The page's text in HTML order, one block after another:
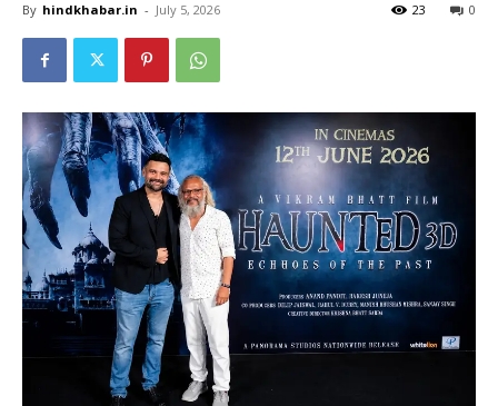
By hindkhabar.in - July 5, 2026 0
23